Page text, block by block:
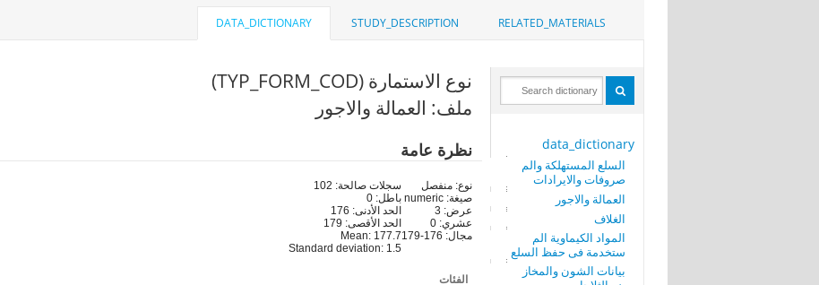
RELATED_MATERIALS
STUDY_DESCRIPTION
DATA_DICTIONARY
data_dictionary
السلع المستهلكة والم
صروفات والايرادات
العمالة والاجور
الغلاف
المواد الكيماوية الم
ستخدمة فى حفظ السلع
بيانات الشون والمخاز
نوع الاستمارة (TYP_FORM_COD)
ملف: العمالة والاجور
نظرة عامة
نوع: منفصل
صيغة: numeric
عرض: 3
عشري: 0
مجال: 176-179
سجلات صالحة: 102
باطل: 0
الحد الأدنى: 176
الحد الأقصى: 179
Mean: 177.7
Standard deviation: 1.5
الفئات